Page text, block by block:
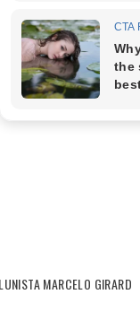
MARCELO GIRARD